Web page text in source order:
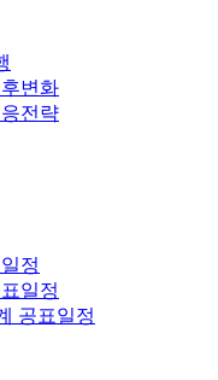
변화
전략
정
일정
공표일정